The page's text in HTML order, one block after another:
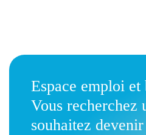
Espace emploi et
Vous recherchez
souhaitez